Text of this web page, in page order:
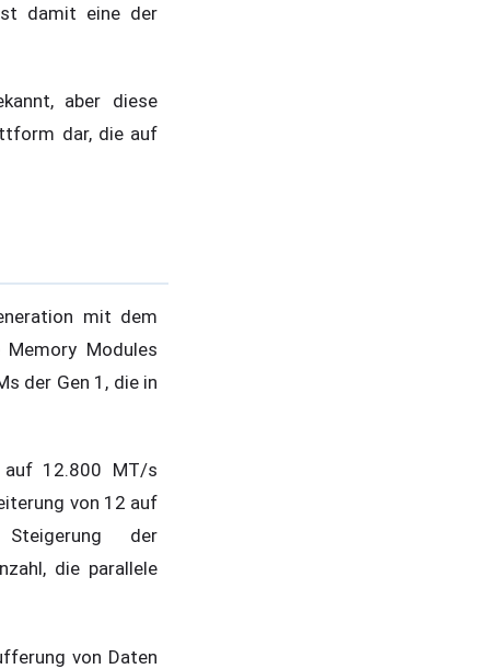
damit eine der
aber diese
dar, die auf
mit dem
Modules
der Gen 1, die in
auf 12.800 MT/s
von 12 auf
der
die parallele
von Daten